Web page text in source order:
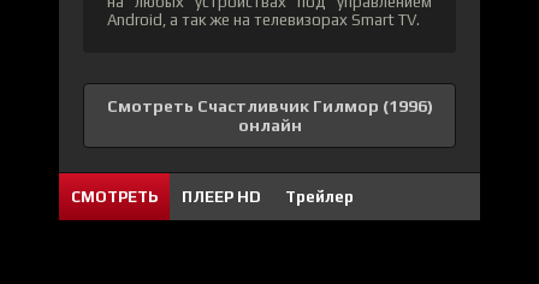
Android, а так же на телевизорах Smart TV.
Смотреть Счастливчик Гилмор (1996)
онлайн
СМОТРЕТЬ ПЛЕЕР HD Трейлер